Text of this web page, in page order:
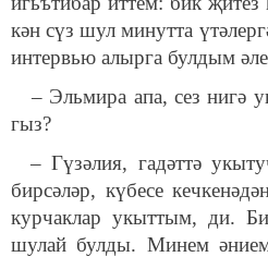
кән сүз шул ми­нут­та
ин­тервью алыр­га бул­дым
– Эль­ми­ра апа, сез ни­гә
гыз?
– Гү­зә­лия, га­дәт­тә
бир­сә­ләр, кү­бе­се
кур­чак­лар укыт­тым, ди.
шу­лай бул­ды. Ми­нем